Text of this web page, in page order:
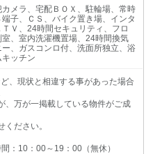
メラ、宅配ＢＯＸ、駐輪場、常時
子、ＣＳ、バイク置き場、インタ
Ｖ、24時間セキュリティ、フロ
、室内洗濯機置場、24時間換気
、ガスコンロ付、洗面所独立、浴
ッチン
、現状と相違する事があった場合
、万が一掲載している物件がご成
ださい。
：10：00～19：00（無休）